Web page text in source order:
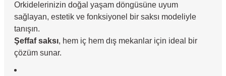
Orkidelerinizin doğal yaşam döngüsüne uyum
sağlayan, estetik ve fonksiyonel bir saksı modeliyle
tanışın.
Şeffaf saksı, hem iç hem dış mekanlar için ideal bir
çözüm sunar.